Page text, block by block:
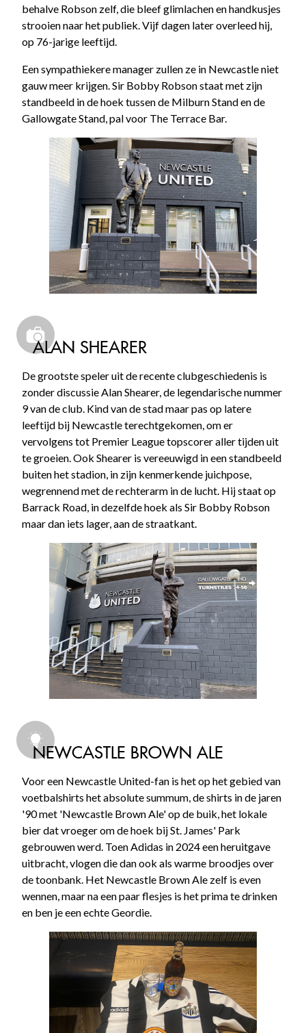
behalve Robson zelf, die bleef glimlachen en handkusjes
strooien naar het publiek. Vijf dagen later overleed hij,
op 76-jarige leeftijd.
Een sympathiekere manager zullen ze in Newcastle niet
gauw meer krijgen. Sir Bobby Robson staat met zijn
standbeeld in de hoek tussen de Milburn Stand en de
Gallowgate Stand, pal voor The Terrace Bar.
ALAN SHEARER
De grootste speler uit de recente clubgeschiedenis is
zonder discussie Alan Shearer, de legendarische nummer
9 van de club. Kind van de stad maar pas op latere
leeftijd bij Newcastle terechtgekomen, om er
vervolgens tot Premier League topscorer aller tijden uit
te groeien. Ook Shearer is vereeuwigd in een standbeeld
buiten het stadion, in zijn kenmerkende juichpose,
wegrennend met de rechterarm in de lucht. Hij staat op
Barrack Road, in dezelfde hoek als Sir Bobby Robson
maar dan iets lager, aan de straatkant.
NEWCASTLE BROWN ALE
Voor een Newcastle United-fan is het op het gebied van
voetbalshirts het absolute summum, de shirts in de jaren
'90 met 'Newcastle Brown Ale' op de buik, het lokale
bier dat vroeger om de hoek bij St. James' Park
gebrouwen werd. Toen Adidas in 2024 een heruitgave
uitbracht, vlogen die dan ook als warme broodjes over
de toonbank. Het Newcastle Brown Ale zelf is even
wennen, maar na een paar flesjes is het prima te drinken
en ben je een echte Geordie.